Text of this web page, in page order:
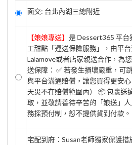
面交: 台北內湖三總附近
【娘娘專送】 是 Dessert365 平台
工甜點「運送保險服務」，由平
Lalamove或者店家親送合作，為
送保障： ✅ 若發生損壞嚴重，可
與平台溝通賠償，讓您買得更安
天災不在賠償範圍內） 📦 包裹送
取，並敬請善待辛苦的「娘送」
務採預付制，恕不提供貨到付款。
宅配到府：Susan老師獨家保護措